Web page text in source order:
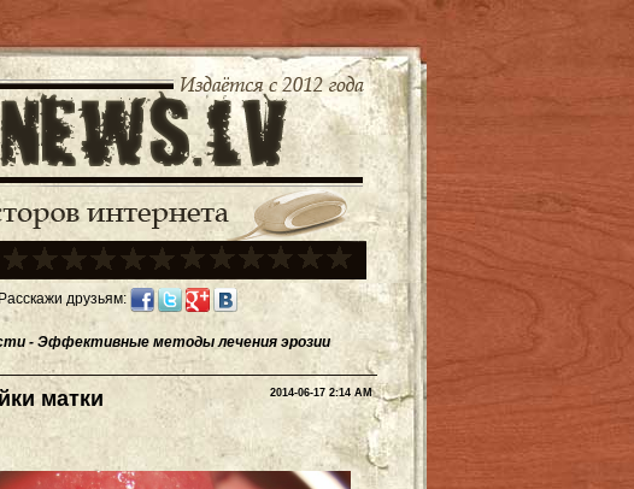
друзьям:
- Эффективные методы лечения эрозии
2014-06-17 2:14 AM
матки